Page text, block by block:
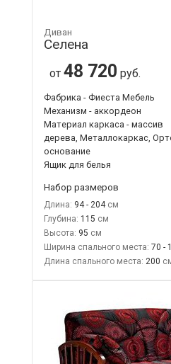
Диван
Селена
от 48 720 руб.
Фабрика - Фиеста Мебель
Механизм - аккордеон
Материал каркаса - массив
дерева, Металлокаркас,
основание
Ящик для белья
Набор размеров
Длина: 94 - 204
Глубина: 115
Высота: 95
Ширина спального места: 70 -
Длина спального места: 200